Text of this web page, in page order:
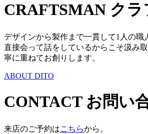
CRAFTSMAN クラ
デザインから製作まで一貫して1人の職
直接会って話をしているからこそ汲み
寧に重ねてお創りします。
ABOUT DITO
CONTACT お問い
来店のご予約はこちらから。